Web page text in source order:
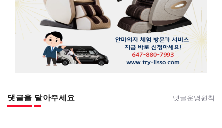
댓글을 달아주세요 댓글운영원칙